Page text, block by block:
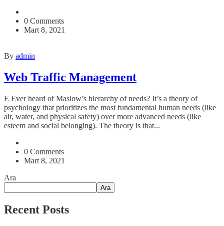
0 Comments
Mart 8, 2021
By admin
Web Traffic Management
E Ever heard of Maslow’s hierarchy of needs? It’s a theory of
psychology that prioritizes the most fundamental human needs (like
air, water, and physical safety) over more advanced needs (like
esteem and social belonging). The theory is that...
0 Comments
Mart 8, 2021
Ara
Ara
Recent Posts